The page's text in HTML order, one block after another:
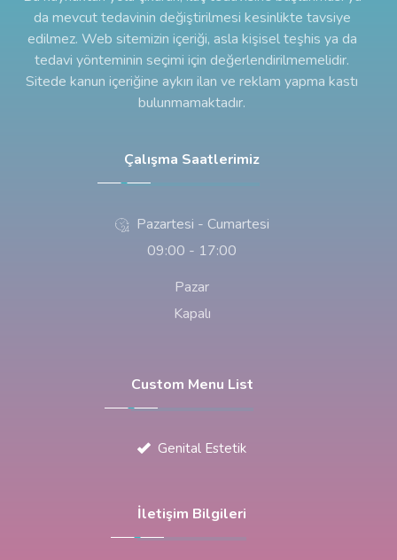
da mevcut tedavinin değiştirilmesi kesinlikte tavsiye
edilmez. Web sitemizin içeriği, asla kişisel teşhis ya da
tedavi yönteminin seçimi için değerlendirilmemelidir.
Sitede kanun içeriğine aykırı ilan ve reklam yapma kastı
bulunmamaktadır.
Çalışma Saatlerimiz
Pazartesi - Cumartesi
09:00 - 17:00
Pazar
Kapalı
Custom Menu List
Genital Estetik
İletişim Bilgileri